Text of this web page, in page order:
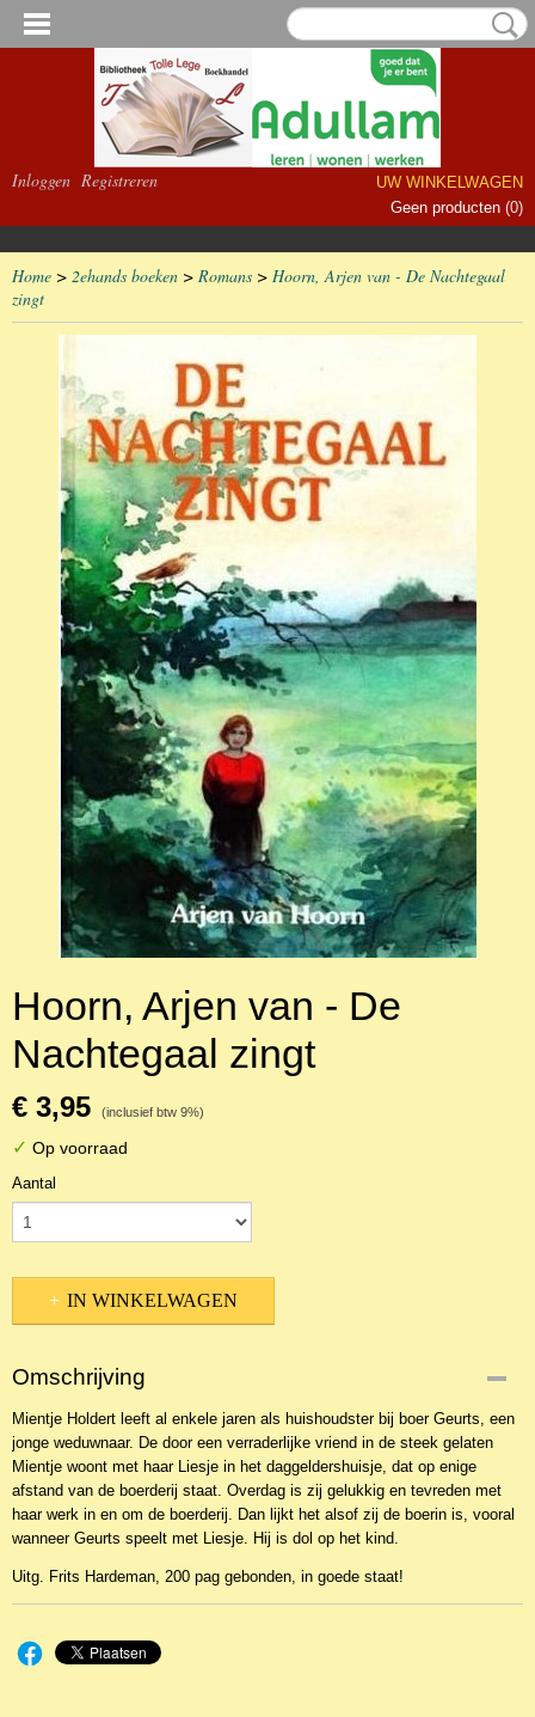
Inloggen Registreren
UW WINKELWAGEN
Geen producten (0)
Home > 2ehands boeken > Romans > Hoorn, Arjen van - De Nachtegaal
zingt
Hoorn, Arjen van - De
Nachtegaal zingt
€ 3,95 (inclusief btw 9%)
✓ Op voorraad
Aantal
IN WINKELWAGEN
Omschrijving
Mientje Holdert leeft al enkele jaren als huishoudster bij boer Geurts, een
jonge weduwnaar. De door een verraderlijke vriend in de steek gelaten
Mientje woont met haar Liesje in het daggeldershuisje, dat op enige
afstand van de boerderij staat. Overdag is zij gelukkig en tevreden met
haar werk in en om de boerderij. Dan lijkt het alsof zij de boerin is, vooral
wanneer Geurts speelt met Liesje. Hij is dol op het kind.
Uitg. Frits Hardeman, 200 pag gebonden, in goede staat!